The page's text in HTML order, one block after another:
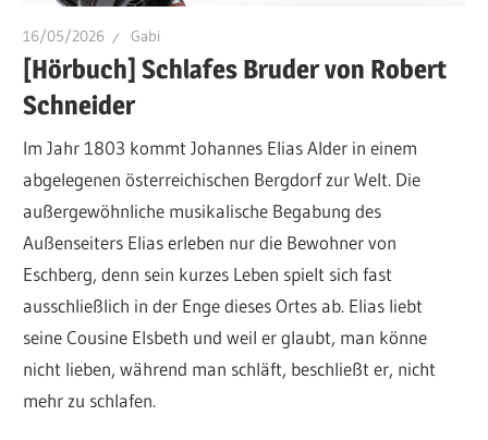
16/05/2026 Gabi
[Hörbuch] Schlafes Bruder von Robert
Schneider
Im Jahr 1803 kommt Johannes Elias Alder in einem
abgelegenen österreichischen Bergdorf zur Welt. Die
außergewöhnliche musikalische Begabung des
Außenseiters Elias erleben nur die Bewohner von
Eschberg, denn sein kurzes Leben spielt sich fast
ausschließlich in der Enge dieses Ortes ab. Elias liebt
seine Cousine Elsbeth und weil er glaubt, man könne
nicht lieben, während man schläft, beschließt er, nicht
mehr zu schlafen.